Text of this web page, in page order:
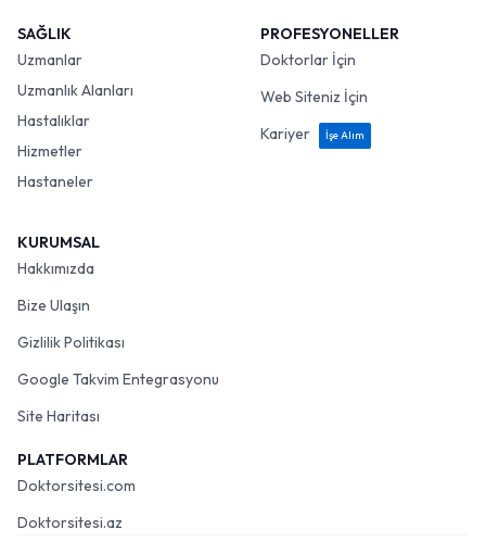
SAĞLIK
Uzmanlar
Uzmanlık Alanları
Hastalıklar
Hizmetler
Hastaneler
PROFESYONELLER
Doktorlar İçin
Web Siteniz İçin
Kariyer
İşe Alım
KURUMSAL
Hakkımızda
Bize Ulaşın
Gizlilik Politikası
Google Takvim Entegrasyonu
Site Haritası
PLATFORMLAR
Doktorsitesi.com
Doktorsitesi.az